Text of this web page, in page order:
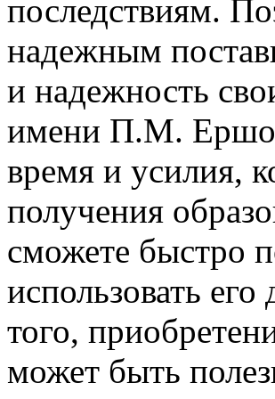
последствиям.
надежным
и надежность
имени П.М.
время и усилия,
получения
сможете быстро
использовать
того,
может быть